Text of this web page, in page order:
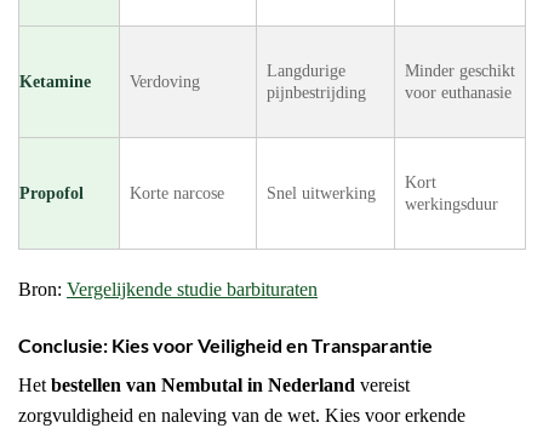
Ketamine Verdoving
Langdurige
pijnbestrijding
Minder geschikt
voor euthanasie
Propofol Korte narcose Snel uitwerking
Kort
werkingsduur
Bron: Vergelijkende studie barbituraten
Conclusie: Kies voor Veiligheid en Transparantie
Het bestellen van Nembutal in Nederland vereist
zorgvuldigheid en naleving van de wet. Kies voor erkende